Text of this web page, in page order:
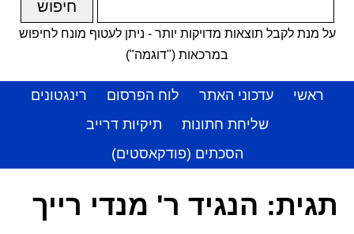
על מנת לקבל תוצאות מדויקות יותר - ניתן לעטוף מונח לחיפוש
במרכאות ("דוגמה")
ראשי עדכוני האתר לוח הפרסום
רינגטונים
שליחת חתונות
תיקיות דרייב
הסכתים (פודקאסטים)
תגית: הנגיד ר' מנדי רייך